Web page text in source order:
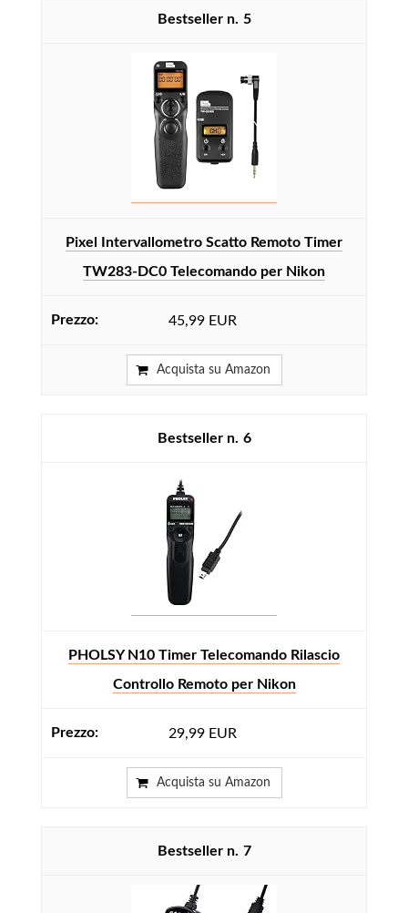
5
Pixel Intervallometro Scatto Remoto Timer
TW283-DC0 Telecomando per Nikon
45,99 EUR
Acquista su Amazon
6
PHOLSY N10 Timer Telecomando Rilascio
Controllo Remoto per Nikon
29,99 EUR
Acquista su Amazon
7